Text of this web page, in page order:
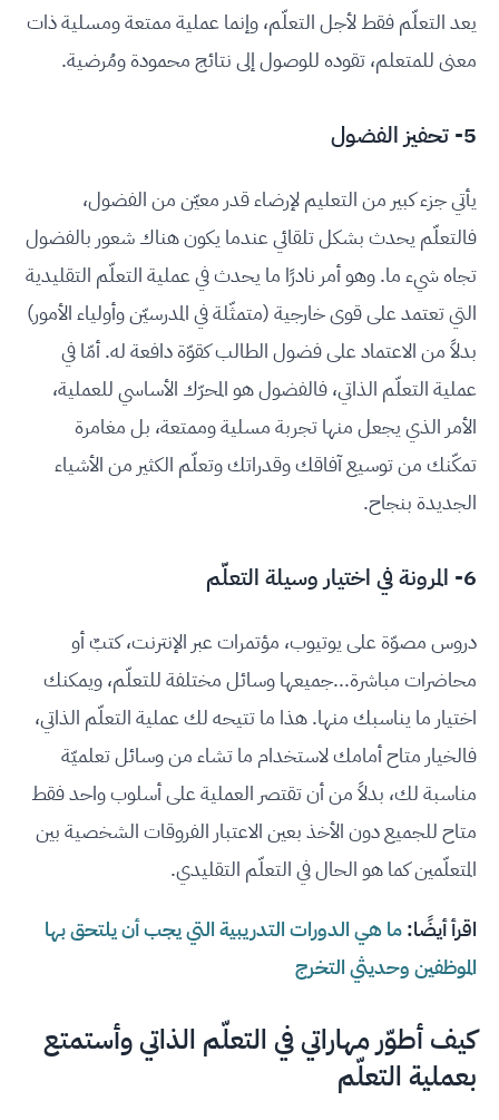
يعد التعلّم فقط لأجل التعلّم، وإنما عملية ممتعة ومسلية ذات
معنى للمتعلم، تقوده للوصول إلى نتائج محمودة ومُرضية.
5- تحفيز الفضول
يأتي جزء كبير من التعليم لإرضاء قدر معيّن من الفضول،
فالتعلّم يحدث بشكل تلقائي عندما يكون هناك شعور بالفضول
تجاه شيء ما. وهو أمر نادرًا ما يحدث في عملية التعلّم التقليدية
التي تعتمد على قوى خارجية (متمثّلة في المدرسيّن وأولياء الأمور)
بدلاً من الاعتماد على فضول الطالب كقوّة دافعة له. أمّا في
عملية التعلّم الذاتي، فالفضول هو المحرّك الأساسي للعملية،
الأمر الذي يجعل منها تجربة مسلية وممتعة، بل مغامرة
تمكّنك من توسيع آفاقك وقدراتك وتعلّم الكثير من الأشياء
الجديدة بنجاح.
6- المرونة في اختيار وسيلة التعلّم
دروس مصوّة على يوتيوب، مؤتمرات عبر الإنترنت، كتبٌ أو
محاضرات مباشرة...جميعها وسائل مختلفة للتعلّم، ويمكنك
اختيار ما يناسبك منها. هذا ما تتيحه لك عملية التعلّم الذاتي،
فالخيار متاح أمامك لاستخدام ما تشاء من وسائل تعلميّة
مناسبة لك، بدلاً من أن تقتصر العملية على أسلوب واحد فقط
متاح للجميع دون الأخذ بعين الاعتبار الفروقات الشخصية بين
المتعلّمين كما هو الحال في التعلّم التقليدي.
اقرأ أيضًا:ما هي الدورات التدريبية التي يجب أن يلتحق بها
الموظفين وحديثي التخرج
كيف أطوّر مهاراتي في التعلّم الذاتي وأستمتع
بعملية التعلّم